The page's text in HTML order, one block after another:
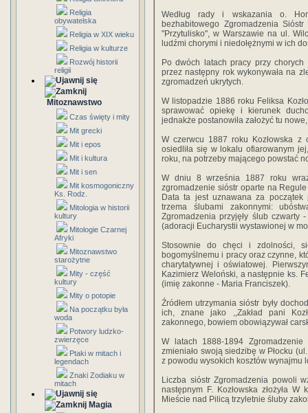
Religia
obywatelska
Religia w XIX wieku
Religia w kulturze
Rozwój historii
religii
Mitoznawstwo
Czas święty i mity
Mit grecki
Mit i epos
Mit i kultura
Mit i sen
Mit kosmogoniczny
Ks. Rodz.
Mitologia w historii
kultury
Mitologie Czarnej
Afryki
Mitoznawstwo
starożytne
Mity - część
kultury
Mity o potopie
Na początku była
woda
Potwory ludzko-
zwierzęce
Ptaki w mitach i
legendach
Znaki Zodiaku w
mitach
Magia
Według rady i wskazania o.
bezhabitowego Zgromadzenia
"Przytulisko", w Warszawie na ul.
ludźmi chorymi i niedołężnymi w ich
Po dwóch latach pracy przy
przez następny rok wykonywała na
zgromadzeń ukrytych.
W listopadzie 1886 roku Feliksa
sprawować opiekę i kierunek
jednakże postanowiła założyć tu
W czerwcu 1887 roku Kozłowska z
osiedliła się w lokalu ofiarowanym
roku, na potrzeby mającego powstać
W dniu 8 września 1887 roku wraz
zgromadzenie sióstr oparte na
Data ta jest uznawana za początek
trzema ślubami zakonnymi:
Zgromadzenia przyjęły ślub czwarty
(adoracji Eucharystii wystawionej w
Stosownie do chęci i zdolności,
bogomyślnemu i pracy oraz czynne,
charytatywnej i oświatowej.
Kazimierz Weloński, a następnie ks.
(imię zakonne - Maria Franciszek).
Źródłem utrzymania sióstr były
ich, znane jako ,,Zakład pani
zakonnego, bowiem obowiązywał
W latach 1888-1894 Zgromadzenie
zmieniało swoją siedzibę w Płocku
z powodu wysokich kosztów wynajmu
Liczba sióstr Zgromadzenia powoli
następnym F. Kozłowska złożyła
Mieście nad Pilicą trzyletnie śluby